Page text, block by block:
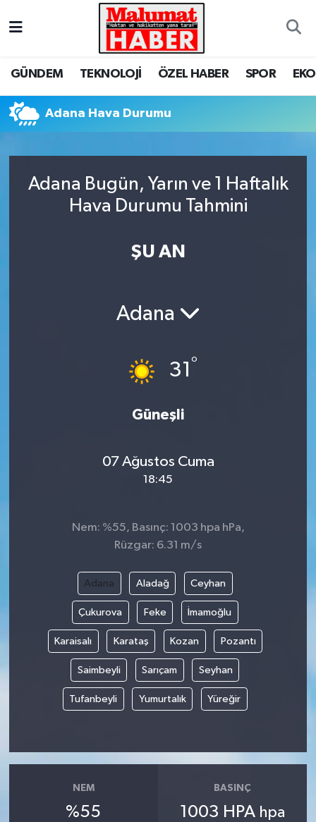
GÜNDEM TEKNOLOJİ ÖZEL HABER SPOR
Adana Hava Durumu
Adana Bugün, Yarın ve 1 Haftalık
Hava Durumu Tahmini
ŞU AN
Adana
31 °
Güneşli
07 Ağustos Cuma
18:45
Nem: %55, Basınç: 1003 hpa hPa,
Rüzgar: 6.31 m/s
Adana Aladağ Ceyhan
Çukurova Feke İmamoğlu
Karaisalı Karataş Kozan Pozantı
Saimbeyli Sarıçam Seyhan
Tufanbeyli Yumurtalık Yüreğir
NEM
%55
BASINÇ
1003 HPA hpa
Nöbetçi Eczaneler
Tüm Manşetler